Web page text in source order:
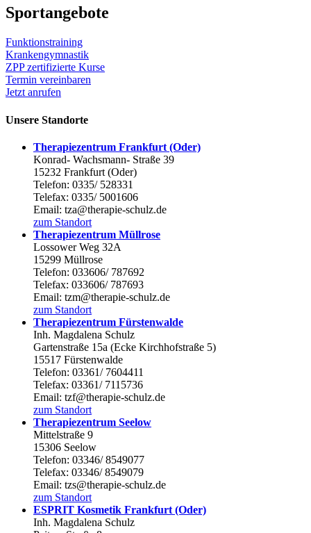
Sportangebote
Funktionstraining
Krankengymnastik
ZPP zertifizierte Kurse
Termin vereinbaren
Jetzt anrufen
Unsere Standorte
Therapiezentrum Frankfurt (Oder)
Konrad- Wachsmann- Straße 39
15232 Frankfurt (Oder)
Telefon: 0335/ 528331
Telefax: 0335/ 5001606
Email: tza@therapie-schulz.de
zum Standort
Therapiezentrum Müllrose
Lossower Weg 32A
15299 Müllrose
Telefon: 033606/ 787692
Telefax: 033606/ 787693
Email: tzm@therapie-schulz.de
zum Standort
Therapiezentrum Fürstenwalde
Inh. Magdalena Schulz
Gartenstraße 15a (Ecke Kirchhofstraße 5)
15517 Fürstenwalde
Telefon: 03361/ 7604411
Telefax: 03361/ 7115736
Email: tzf@therapie-schulz.de
zum Standort
Therapiezentrum Seelow
Mittelstraße 9
15306 Seelow
Telefon: 03346/ 8549077
Telefax: 03346/ 8549079
Email: tzs@therapie-schulz.de
zum Standort
ESPRIT Kosmetik Frankfurt (Oder)
Inh. Magdalena Schulz